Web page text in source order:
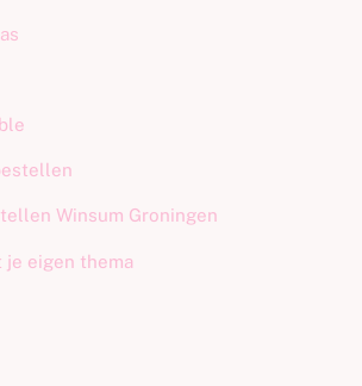
Winsum Groningen
je eigen thema